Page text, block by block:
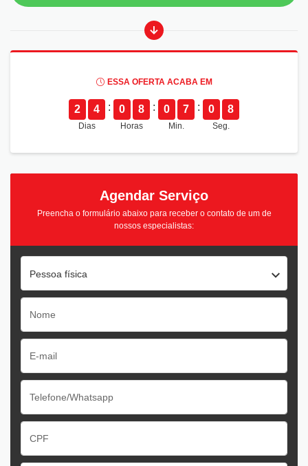
ESSA OFERTA ACABA EM
2 4
Dias
0 8
Horas
0 7
Min.
0 7
Seg.
Agendar Serviço
Preencha o formulário abaixo para receber o contato de um de
nossos especialistas:
Pessoa física